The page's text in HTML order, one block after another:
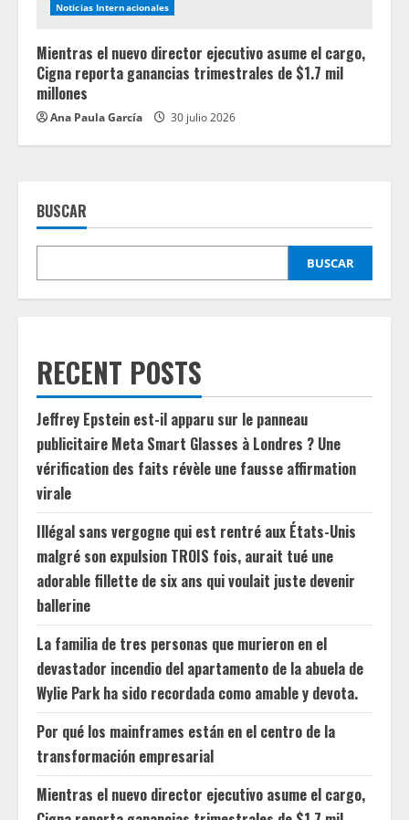
Noticias Internacionales
Mientras el nuevo director ejecutivo asume el cargo,
Cigna reporta ganancias trimestrales de $1.7 mil
millones
Ana Paula García 30 julio 2026
BUSCAR
BUSCAR
RECENT POSTS
Jeffrey Epstein est-il apparu sur le panneau
publicitaire Meta Smart Glasses à Londres ? Une
vérification des faits révèle une fausse affirmation
virale
Illégal sans vergogne qui est rentré aux États-Unis
malgré son expulsion TROIS fois, aurait tué une
adorable fillette de six ans qui voulait juste devenir
ballerine
La familia de tres personas que murieron en el
devastador incendio del apartamento de la abuela de
Wylie Park ha sido recordada como amable y devota.
Por qué los mainframes están en el centro de la
transformación empresarial
Mientras el nuevo director ejecutivo asume el cargo,